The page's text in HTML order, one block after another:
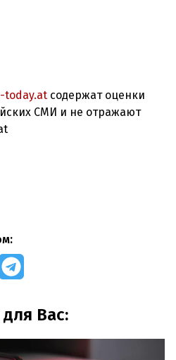
today.at содержат оценки
СМИ и не отражают
Вас: